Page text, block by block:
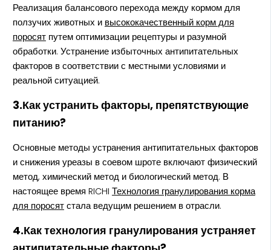
Реализация балансового перехода между кормом для
ползучих животных и высококачественный корм для
поросятпутем оптимизации рецептуры и разумной
обработки. Устранение избыточных антипитательных
факторов в соответствии с местными условиями и
реальной ситуацией.
3.Как устранить факторы, препятствующие
питанию?
Основные методы устранения антипитательных факторов
и снижения уреазы в соевом шроте включают физический
метод, химический метод и биологический метод. В
настоящее время RICHI Технология гранулирования корма
для поросятстала ведущим решением в отрасли.
4.Как технология гранулирования устраняет